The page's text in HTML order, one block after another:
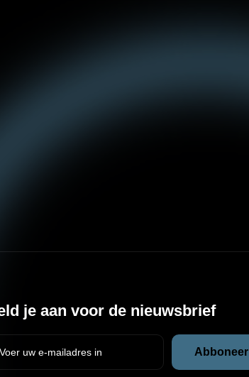
je aan voor de nieuwsbrief
Abboneer